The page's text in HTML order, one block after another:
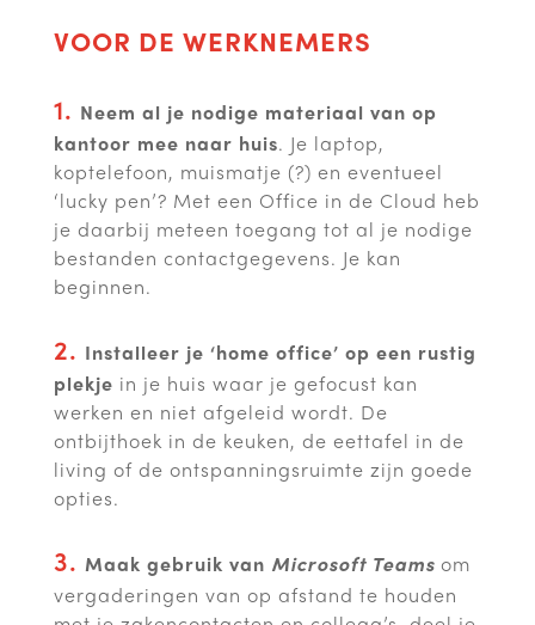
VOOR DE WERKNEMERS
1. Neem al je nodige materiaal van op
kantoor mee naar huis. Je laptop,
koptelefoon, muismatje (?) en eventueel
‘lucky pen’? Met een Office in de Cloud heb
je daarbij meteen toegang tot al je nodige
bestanden contactgegevens. Je kan
beginnen.
2. Installeer je ‘home office’ op een rustig
plekje in je huis waar je gefocust kan
werken en niet afgeleid wordt. De
ontbijthoek in de keuken, de eettafel in de
living of de ontspanningsruimte zijn goede
opties.
3. Maak gebruik van Microsoft Teams om
vergaderingen van op afstand te houden